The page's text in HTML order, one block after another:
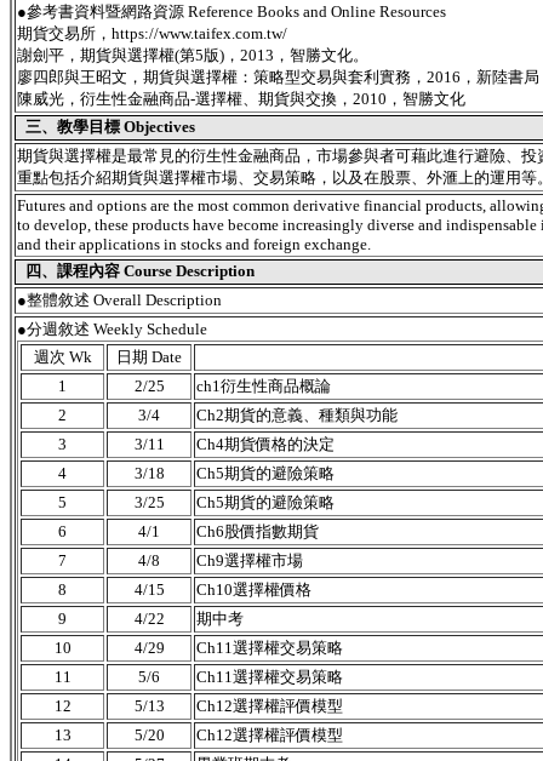
●參考書資料暨網路資源 Reference Books and Online Resources
期貨交易所，https://www.taifex.com.tw/
謝劍平，期貨與選擇權(第5版)，2013，智勝文化。
廖四郎與王昭文，期貨與選擇權：策略型交易與套利實務，2016，新陸書局
陳威光，衍生性金融商品-選擇權、期貨與交換，2010，智勝文化
三、教學目標 Objectives
期貨與選擇權是最常見的衍生性金融商品，市場參與者可藉此進行避險、
重點包括介紹期貨與選擇權市場、交易策略，以及在股票、外滙上的運用等
Futures and options are the most common derivative financial products,
to develop, these products have become increasingly diverse and
and their applications in stocks and foreign exchange.
四、課程內容 Course Description
●整體敘述 Overall Description
●分週敘述 Weekly Schedule
週次 Wk
日期 Date
1
2/25
ch1衍生性商品概論
2
3/4
Ch2期貨的意義、種類與功能
3
3/11
Ch4期貨價格的決定
4
3/18
Ch5期貨的避險策略
5
3/25
Ch5期貨的避險策略
6
4/1
Ch6股價指數期貨
7
4/8
Ch9選擇權市場
8
4/15
Ch10選擇權價格
9
4/22
期中考
10
4/29
Ch11選擇權交易策略
11
5/6
Ch11選擇權交易策略
12
5/13
Ch12選擇權評價模型
13
5/20
Ch12選擇權評價模型